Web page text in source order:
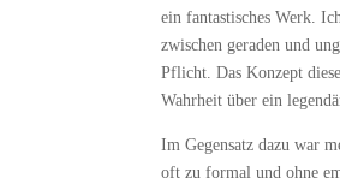
ein fantastisches Werk.
zwischen geraden und
Pflicht. Das Konzept
Wahrheit über ein
Im Gegensatz dazu war
oft zu formal und ohne